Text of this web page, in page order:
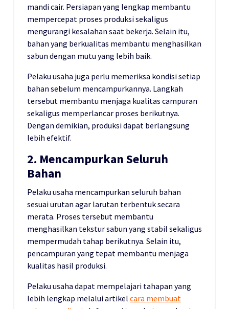
mandi cair. Persiapan yang lengkap membantu
mempercepat proses produksi sekaligus
mengurangi kesalahan saat bekerja. Selain itu,
bahan yang berkualitas membantu menghasilkan
sabun dengan mutu yang lebih baik.
Pelaku usaha juga perlu memeriksa kondisi setiap
bahan sebelum mencampurkannya. Langkah
tersebut membantu menjaga kualitas campuran
sekaligus memperlancar proses berikutnya.
Dengan demikian, produksi dapat berlangsung
lebih efektif.
2. Mencampurkan Seluruh
Bahan
Pelaku usaha mencampurkan seluruh bahan
sesuai urutan agar larutan terbentuk secara
merata. Proses tersebut membantu
menghasilkan tekstur sabun yang stabil sekaligus
mempermudah tahap berikutnya. Selain itu,
pencampuran yang tepat membantu menjaga
kualitas hasil produksi.
Pelaku usaha dapat mempelajari tahapan yang
lebih lengkap melalui artikel cara membuat